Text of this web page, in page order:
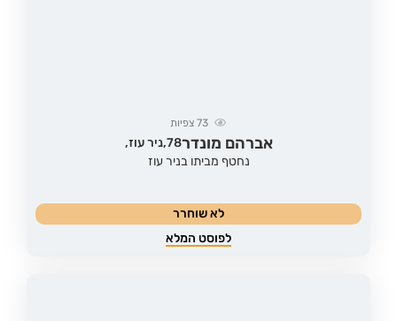
73 צפיות
אברהם מונדר78, ניר עוז,
נחטף מביתו בניר עוז
לא שוחרר
לפוסט המלא